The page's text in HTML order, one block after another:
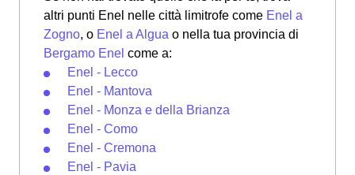
altri punti Enel nelle città limitrofe come Enel a
Zogno, o Enel a Algua o nella tua provincia di
Bergamo Enel come a:
Enel - Lecco
Enel - Mantova
Enel - Monza e della Brianza
Enel - Como
Enel - Cremona
Enel - Pavia